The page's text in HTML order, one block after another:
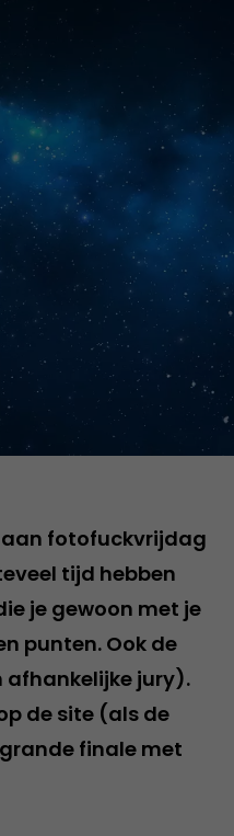
aan fotofuckvrijdag
tijd hebben
je gewoon met je
punten. Ook de
afhankelijke jury).
de site (als de
finale met